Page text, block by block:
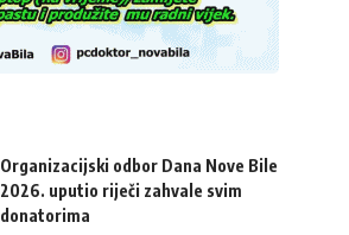
Organizacijski odbor Dana Nove Bile
2026. uputio riječi zahvale svim
donatorima